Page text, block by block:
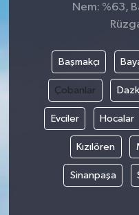
Nem: %63,
Başmakçı
Çobanlar
Evciler Hocalar
Kızılören
Sinanpaşa